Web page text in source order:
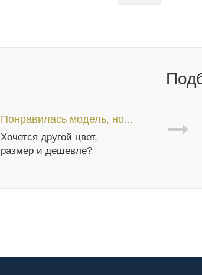
Понравилась модель, но...
Хочется другой цвет,
размер и дешевле?